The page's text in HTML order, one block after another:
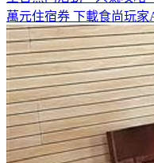
萬元住宿券 下載食尚玩家